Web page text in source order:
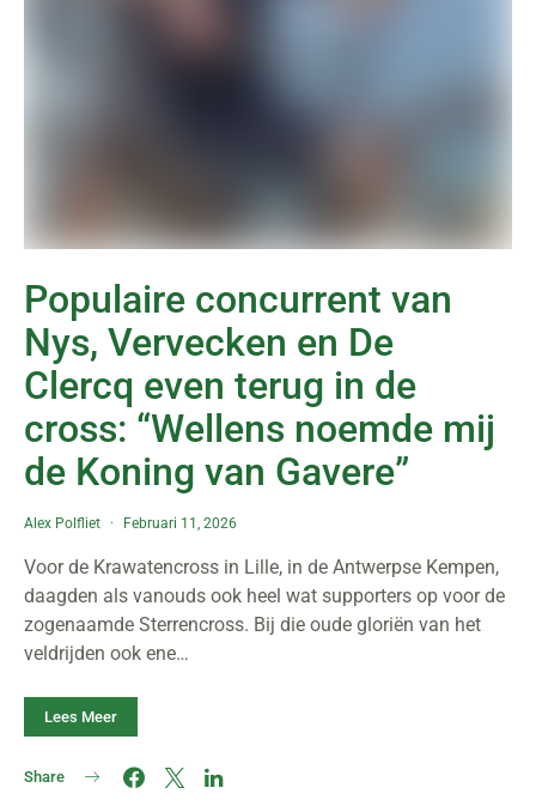
Populaire concurrent van
Nys, Vervecken en De
Clercq even terug in de
cross: “Wellens noemde mij
de Koning van Gavere”
Alex Polfliet Februari 11, 2026
Voor de Krawatencross in Lille, in de Antwerpse Kempen,
daagden als vanouds ook heel wat supporters op voor de
zogenaamde Sterrencross. Bij die oude gloriën van het
veldrijden ook ene…
Lees Meer
Share